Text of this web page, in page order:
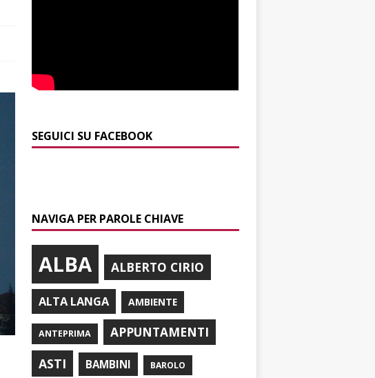
SEGUICI SU FACEBOOK
NAVIGA PER PAROLE CHIAVE
ALBA ALBERTO CIRIO
ALTA LANGA AMBIENTE
ANTEPRIMA
APPUNTAMENTI
ASTI
BAMBINI BAROLO